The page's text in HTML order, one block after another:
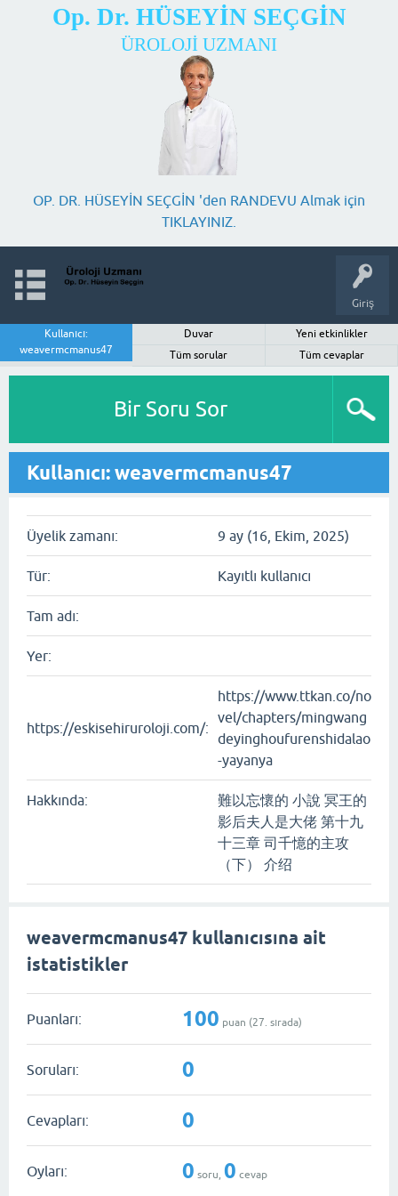
Op. Dr. HÜSEYİN SEÇGİN
ÜROLOJİ UZMANI
OP. DR. HÜSEYİN SEÇGİN 'den RANDEVU Almak için
TIKLAYINIZ.
Giriş
Kullanıcı:
weavermcmanus47
Duvar
Yeni etkinlikler
Tüm sorular
Tüm cevaplar
Bir Soru Sor
Kullanıcı: weavermcmanus47
Üyelik zamanı: 9 ay (16, Ekim, 2025)
Tür: Kayıtlı kullanıcı
Tam adı:
Yer:
https://eskisehiruroloji.com/:
https://www.ttkan.co/no
vel/chapters/mingwang
deyinghoufurenshidalao
-yayanya
Hakkında:
難以忘懷的 小說 冥王的
影后夫人是大佬 第十九
十三章 司千憶的主攻
（下） 介绍
weavermcmanus47 kullanıcısına ait
istatistikler
Puanları: 100 puan (27 . sırada)
Soruları: 0
Cevapları: 0
Oyları: 0 soru, 0 cevap